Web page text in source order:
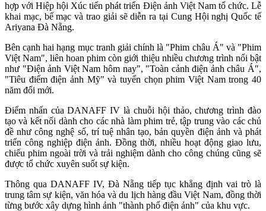
hợp với Hiệp hội Xúc tiến phát triển Điện ảnh Việt Nam tổ chức. Lễ
khai mạc, bế mạc và trao giải sẽ diễn ra tại Cung Hội nghị Quốc tế
Ariyana Đà Nẵng.
Bên cạnh hai hạng mục tranh giải chính là "Phim châu Á" và "Phim
Việt Nam", liên hoan phim còn giới thiệu nhiều chương trình nổi bật
như "Điện ảnh Việt Nam hôm nay", "Toàn cảnh điện ảnh châu Á",
"Tiêu điểm điện ảnh Mỹ" và tuyển chọn phim Việt Nam trong 40
năm đổi mới.
Điểm nhấn của DANAFF IV là chuỗi hội thảo, chương trình đào
tạo và kết nối dành cho các nhà làm phim trẻ, tập trung vào các chủ
đề như công nghệ số, trí tuệ nhân tạo, bản quyền điện ảnh và phát
triển công nghiệp điện ảnh. Đồng thời, nhiều hoạt động giao lưu,
chiếu phim ngoài trời và trải nghiệm dành cho công chúng cũng sẽ
được tổ chức xuyên suốt sự kiện.
Thông qua DANAFF IV, Đà Nẵng tiếp tục khẳng định vai trò là
trung tâm sự kiện, văn hóa và du lịch hàng đầu Việt Nam, đồng thời
từng bước xây dựng hình ảnh "thành phố điện ảnh" của khu vực.